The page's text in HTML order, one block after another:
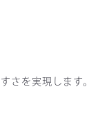
さを実現します。